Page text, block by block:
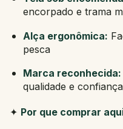
encorpado e trama
Alça ergonômica:
pesca
Marca reconhecida:
qualidade e
✦ Por que comprar